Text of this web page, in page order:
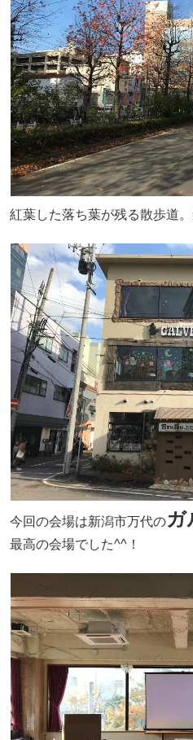
紅葉した落ち葉が残る散歩道
今回の会場は新潟市万代のガ
最高の会場でした^^！